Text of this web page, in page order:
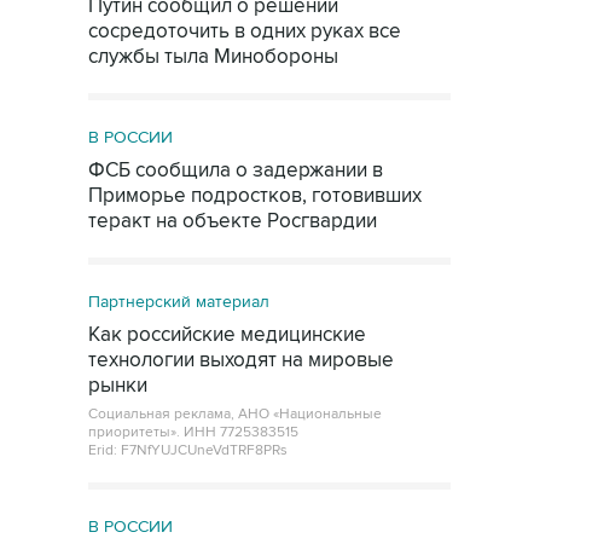
Путин сообщил о решении
сосредоточить в одних руках все
службы тыла Минобороны
В РОССИИ
ФСБ сообщила о задержании в
Приморье подростков, готовивших
теракт на объекте Росгвардии
Партнерский материал
Как российские медицинские
технологии выходят на мировые
рынки
Социальная реклама, АНО «Национальные
приоритеты». ИНН 7725383515
Erid: F7NfYUJCUneVdTRF8PRs
В РОССИИ